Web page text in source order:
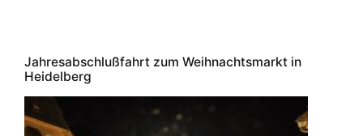
Jahresabschlußfahrt zum Weihnachtsmarkt in
Heidelberg